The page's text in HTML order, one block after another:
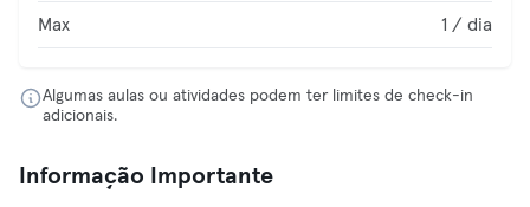
Max 1 / dia
Algumas aulas ou atividades podem ter limites de check-in
adicionais.
Informação Importante